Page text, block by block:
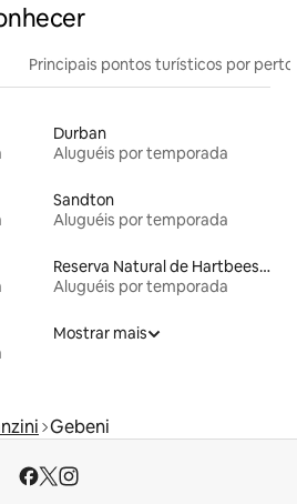
Principais pontos turísticos por perto
Durban
Aluguéis por temporada
Sandton
Aluguéis por temporada
Reserva Natural de Hartbeespoort Dam
Aluguéis por temporada
Mostrar mais
Gebeni